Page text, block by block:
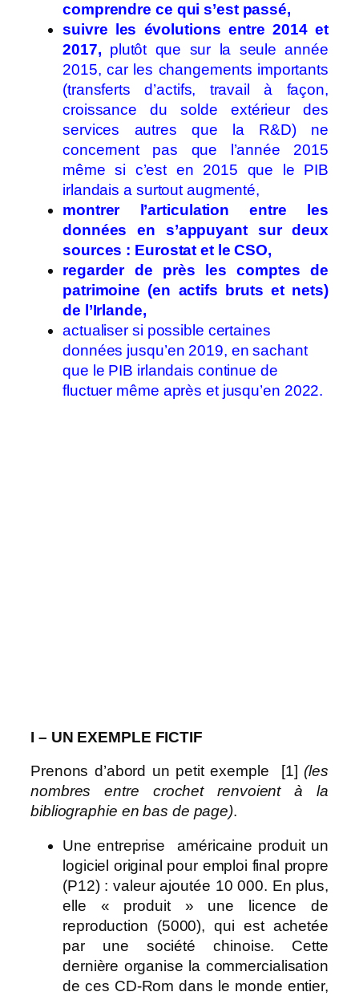
comprendre ce qui s’est passé,
suivre les évolutions entre 2014 et
2017, plutôt que sur la seule année
2015, car les changements importants
(transferts d’actifs, travail à façon,
croissance du solde extérieur des
services autres que la R&D) ne
concernent pas que l’année 2015
même si c’est en 2015 que le PIB
irlandais a surtout augmenté,
montrer l’articulation entre les
données en s’appuyant sur deux
sources : Eurostat et le CSO,
regarder de près les comptes de
patrimoine (en actifs bruts et nets)
de l’Irlande,
actualiser si possible certaines
données jusqu’en 2019, en sachant
que le PIB irlandais continue de
fluctuer même après et jusqu’en 2022.
I – UN EXEMPLE FICTIF
Prenons d’abord un petit exemple [1] (les
nombres entre crochet renvoient à la
bibliographie en bas de page).
Une entreprise américaine produit un
logiciel original pour emploi final propre
(P12) : valeur ajoutée 10 000. En plus,
elle « produit » une licence de
reproduction (5000), qui est achetée
par une société chinoise. Cette
dernière organise la commercialisation
de ces CD-Rom dans le monde entier,